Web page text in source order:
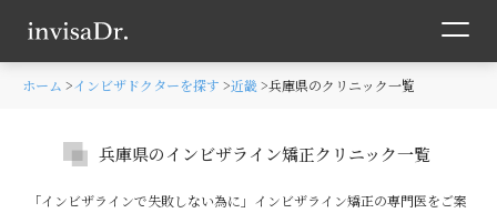
ホーム インビザドクターを探す 近畿 兵庫県のクリニック一覧
兵庫県のインビザライン矯正クリニック一覧
「インビザラインで失敗しない為に」インビザライン矯正の専門医をご案